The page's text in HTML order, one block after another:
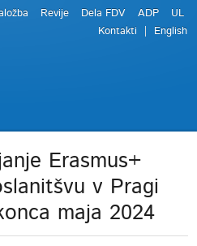
Revije Dela FDV ADP
UL
Kontakti
English
Erasmus+
v Pragi
maja 2024